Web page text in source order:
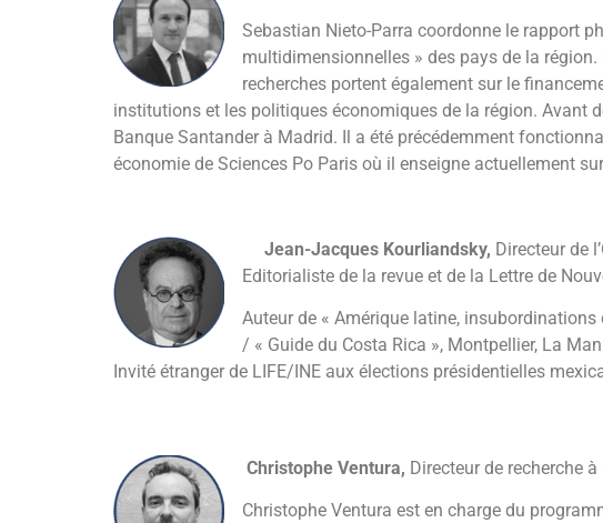
Sebastian Nieto-Parra coordonne le rapport
multidimensionnelles » des pays de la région.
recherches portent également sur le
institutions et les politiques économiques de la région. Avant
Banque Santander à Madrid. Il a été précédemment
économie de Sciences Po Paris où il enseigne actuellement
Jean-Jacques Kourliandsky, Directeur de
Editorialiste de la revue et de la Lettre de
Auteur de « Amérique latine,
/ « Guide du Costa Rica », Montpellier, La
Invité étranger de LIFE/INE aux élections présidentielles
Christophe Ventura, Directeur de recherche
Christophe Ventura est en charge du